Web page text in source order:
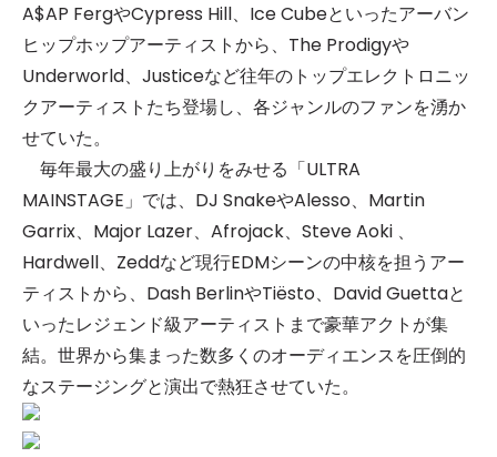
A$AP FergやCypress Hill、Ice Cubeといったアーバン
ヒップホップアーティストから、The Prodigyや
Underworld、Justiceなど往年のトップエレクトロニッ
クアーティストたち登場し、各ジャンルのファンを湧か
せていた。
毎年最大の盛り上がりをみせる「ULTRA
MAINSTAGE」では、DJ SnakeやAlesso、Martin
Garrix、Major Lazer、Afrojack、Steve Aoki 、
Hardwell、Zeddなど現行EDMシーンの中核を担うアー
ティストから、Dash BerlinやTiësto、David Guettaと
いったレジェンド級アーティストまで豪華アクトが集
結。世界から集まった数多くのオーディエンスを圧倒的
なステージングと演出で熱狂させていた。